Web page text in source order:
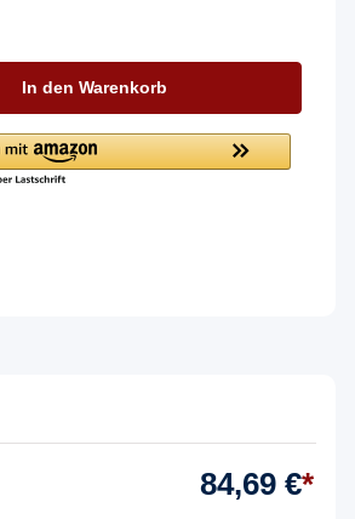
In den Warenkorb
84,69 €*